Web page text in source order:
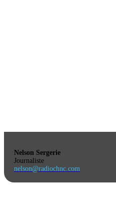
Nelson Sergerie
Journaliste
nelson@radiochnc.com